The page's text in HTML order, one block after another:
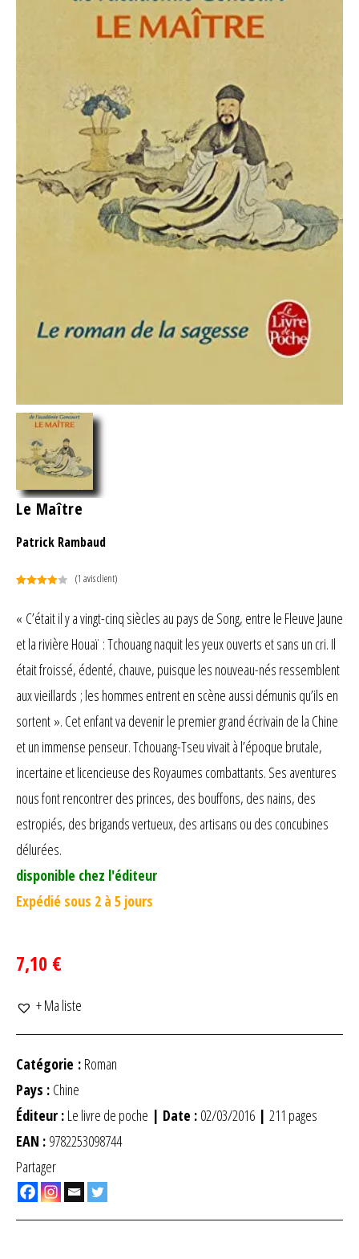
Le Maître
Patrick Rambaud
basé
sur
client
(1 avis client)
« C’était il y a vingt-cinq siècles au pays de Song, entre le Fleuve Jaune
et la rivière Houaï : Tchouang naquit les yeux ouverts et sans un cri. Il
était froissé, édenté, chauve, puisque les nouveau-nés ressemblent
aux vieillards ; les hommes entrent en scène aussi démunis qu’ils en
sortent ». Cet enfant va devenir le premier grand écrivain de la Chine
et un immense penseur. Tchouang-Tseu vivait à l’époque brutale,
incertaine et licencieuse des Royaumes combattants. Ses aventures
nous font rencontrer des princes, des bouffons, des nains, des
estropiés, des brigands vertueux, des artisans ou des concubines
délurées.
disponible chez l'éditeur
Expédié sous 2 à 5 jours
7,10 €
+ Ma liste
Catégorie : Roman
Pays : Chine
Éditeur : Le livre de poche | Date : 02/03/2016 | 211 pages
EAN : 9782253098744
Partager